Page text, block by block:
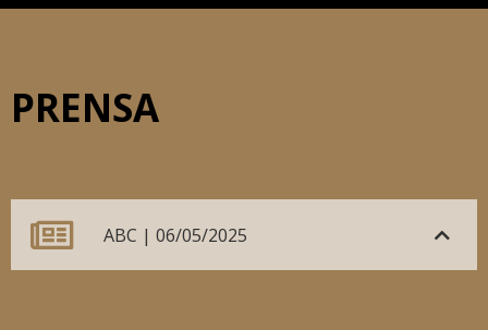
PRENSA
ABC | 06/05/2025